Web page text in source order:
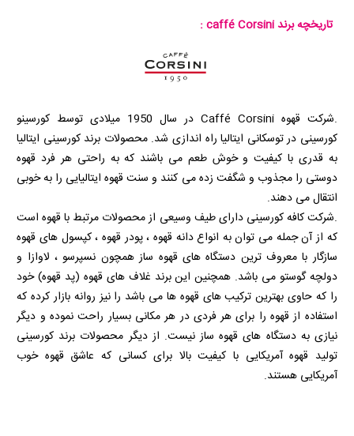
تاریخچه برندcaffé Corsini
:
.شرکت قهوهCaffé Corsini
در سال 1950 میلادی توسط کورسینو
کورسینی در توسکانی ایتالیا راه اندازی شد. محصولات برند کورسینی ایتالیا
به قدری با کیفیت و خوش طعم می باشند که به راحتی هر فرد قهوه
دوستی را مجذوب و شگفت زده می کنند و سنت قهوه ایتالیایی را به خوبی
انتقال می دهند.
.شرکت کافه کورسینی دارای طیف وسیعی از محصولات مرتبط با قهوه است
که از آن جمله می توان به انواع دانه قهوه ، پودر قهوه ، کپسول های قهوه
سازگار با معروف ترین دستگاه های قهوه ساز همچون نسپرسو ، لاوازا و
دولچه گوستو می باشد. همچنین این برند غلاف های قهوه (پد قهوه) خود
را که حاوی بهترین ترکیب های قهوه ها می باشد را نیز روانه بازار کرده که
استفاده از قهوه را برای هر فردی در هر مکانی بسیار راحت نموده و دیگر
نیازی به دستگاه های قهوه ساز نیست. از دیگر محصولات برند کورسینی
تولید قهوه آمریکایی با کیفیت بالا برای کسانی که عاشق قهوه خوب
آمریکایی هستند.